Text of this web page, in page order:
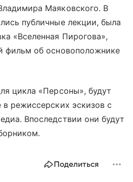
Маяковского. В
публичные лекции, была
«Вселенная Пирогова»,
фильм об основоположнике
цикла «Персоны», будут
режиссерских эскизов с
Впоследствии они будут
Поделиться